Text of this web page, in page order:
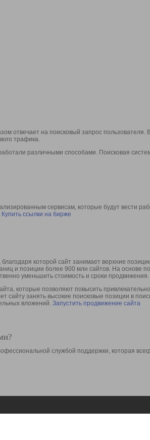
отвечает на поисковый запрос
трафика.
различными способами. Поисковая
сервисам, которые будут вести
Купить ссылки на бирже
которой сайт занимает верхние
и позиции более 900 млн сайтов. На основе
уменьшить стоимость и сроки продвижения.
которые позволяют повысить
сайту занять высокие поисковые позиции в
вложений. Запустить продвижение сайта
службой поддержки, которая